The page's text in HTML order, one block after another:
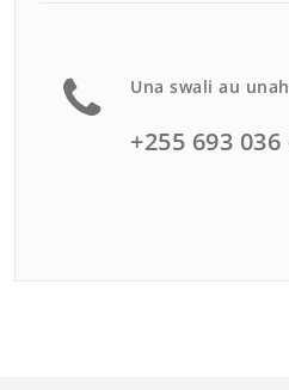
Una swali au
+255 693 036